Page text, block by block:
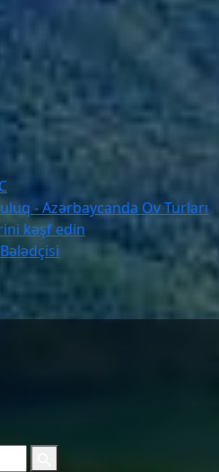
- Azərbaycanda Ov Turları
kəşf edin